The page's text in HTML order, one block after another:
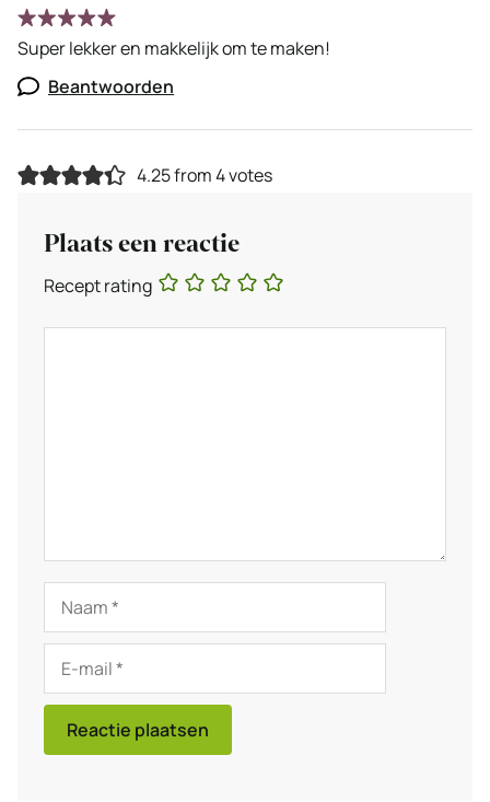
Super lekker en makkelijk om te maken!
Beantwoorden
4.25 from 4 votes
Plaats een reactie
Recept rating
Naam
mail